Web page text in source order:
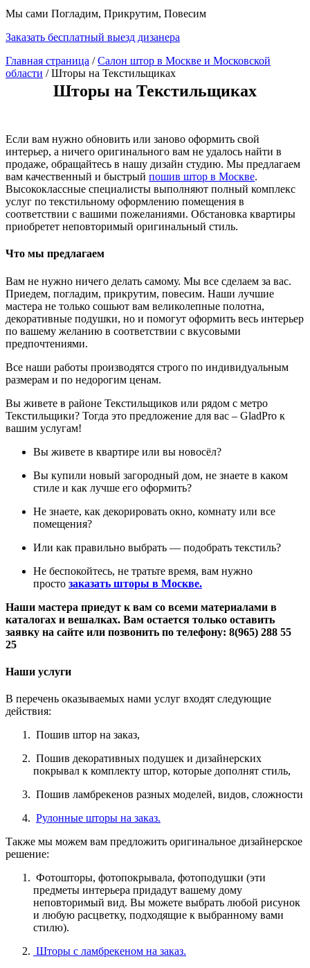
Мы сами Погладим, Прикрутим, Повесим
Заказать бесплатный выезд дизанера
Главная страница /Салон штор в Москве и Московской
области /Шторы на Текстильщиках
Шторы на Текстильщиках
Если вам нужно обновить или заново оформить свой
интерьер, а ничего оригинального вам не удалось найти в
продаже, обращайтесь в нашу дизайн студию. Мы предлагаем
вам качественный и быстрый пошив штор в Москве.
Высококлассные специалисты выполняют полный комплекс
услуг по текстильному оформлению помещения в
соответствии с вашими пожеланиями. Обстановка квартиры
приобретет неповторимый оригинальный стиль.
Что мы предлагаем
Вам не нужно ничего делать самому. Мы все сделаем за вас.
Приедем, погладим, прикрутим, повесим. Наши лучшие
мастера не только сошьют вам великолепные полотна,
декоративные подушки, но и помогут оформить весь интерьер
по вашему желанию в соответствии с вкусовыми
предпочтениями.
Все наши работы производятся строго по индивидуальным
размерам и по недорогим ценам.
Вы живете в районе Текстильщиков или рядом с метро
Текстильщики? Тогда это предложение для вас – GladPro к
вашим услугам!
Вы живете в квартире или вы новосёл?
Вы купили новый загородный дом, не знаете в каком
стиле и как лучше его оформить?
Не знаете, как декорировать окно, комнату или все
помещения?
Или как правильно выбрать — подобрать текстиль?
Не беспокойтесь, не тратьте время, вам нужно
просто заказать шторы в Москве.
Наши мастера приедут к вам со всеми материалами в
каталогах и вешалках. Вам остается только оставить
заявку на сайте или позвонить по телефону: 8(965) 288 55
25
Наши услуги
В перечень оказываемых нами услуг входят следующие
действия:
Пошив штор на заказ,
Пошив декоративных подушек и дизайнерских
покрывал к комплекту штор, которые дополнят стиль,
Пошив ламбрекенов разных моделей, видов, сложности
Рулонные шторы на заказ.
Также мы можем вам предложить оригинальное дизайнерское
решение:
Фотошторы, фотопокрывала, фотоподушки (эти
предметы интерьера придадут вашему дому
неповторимый вид. Вы можете выбрать любой рисунок
и любую расцветку, подходящие к выбранному вами
стилю).
Шторы с ламбрекеном на заказ.